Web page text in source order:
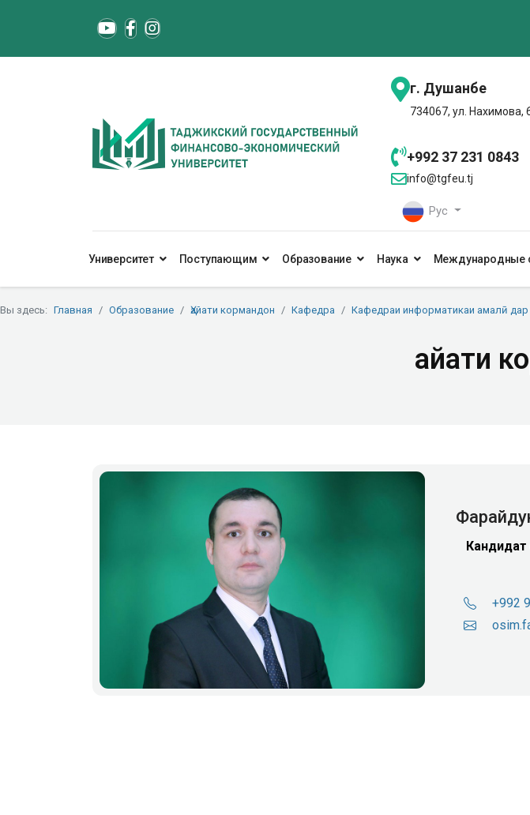
г. Душанбе
734067, ул. Нахимова,
+992 37 231 0843
info@tgfeu.tj
Рус
Университет Поступающим Образование Наука Международные
Вы здесь: Главная Образование Ҳайати кормандон Кафедра Кафедраи информатикаи амалӣ дар
Ҳайати
+992